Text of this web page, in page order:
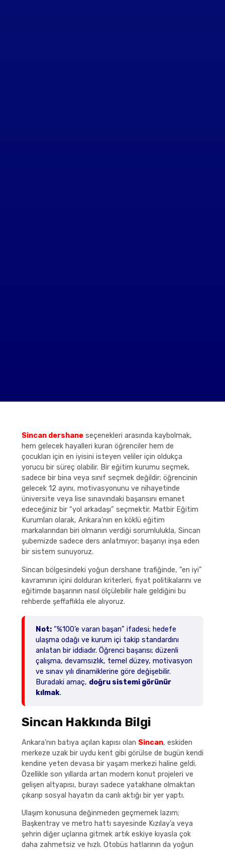
Sincan dershaneseçenekleri arasında kaybolmak,
hem gelecek hayalleri kuran öğrenciler hem de
çocukları için en iyisini isteyen veliler için oldukça
yorucu bir süreç olabilir. Bir eğitim kurumu seçmek,
sadece bir bina veya sınıf seçmek değildir; öğrencinin
gelecek 12 ayını, motivasyonunu ve nihayetinde
üniversite veya lise sınavındaki başarısını emanet
edeceğiniz bir “yol arkadaşı” seçmektir. Matbir Eğitim
Kurumları olarak, Ankara’nın en köklü eğitim
markalarından biri olmanın verdiği sorumlulukla, Sincan
şubemizde sadece ders anlatmıyor; başarıyı inşa eden
bir sistem sunuyoruz.
Sincan bölgesindeki yoğun dershane trafiğinde, “en iyi”
kavramının içini dolduran kriterleri, fiyat politikalarını ve
eğitimde başarının nasıl ölçülebilir hale geldiğini bu
rehberde şeffaflıkla ele alıyoruz.
Not:“%100’e varan başarı” ifadesi; hedefe
ulaşma odağı ve kurum içi takip standardını
anlatan bir iddiadır. Öğrenci başarısı; düzenli
çalışma, devamsızlık, temel düzey, motivasyon
ve sınav yılı dinamiklerine göre değişebilir.
Buradaki amaç, doğru sistemi görünür
kılmak.
Sincan Hakkında Bilgi
Ankara’nın batıya açılan kapısı olan Sincan, eskiden
merkeze uzak bir uydu kent gibi görülse de bugün kendi
kendine yeten devasa bir yaşam merkezi haline geldi.
Özellikle son yıllarda artan modern konut projeleri ve
gelişen altyapısı, burayı sadece yatakhane olmaktan
çıkarıp sosyal hayatın da canlı aktığı bir yer yaptı.
Ulaşım konusuna değinmeden geçmemek lazım;
Başkentray ve metro hattı sayesinde Kızılay’a veya
şehrin diğer uçlarına gitmek artık eskiye kıyasla çok
daha zahmetsiz ve hızlı. Otobüs hatlarının da yoğun